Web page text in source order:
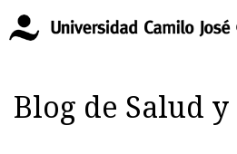
Blog de Salud